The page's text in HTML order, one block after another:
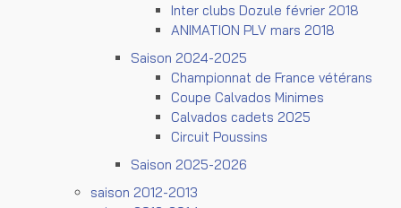
Inter clubs Dozule février 2018
ANIMATION PLV mars 2018
Saison 2024-2025
Championnat de France vétérans
Coupe Calvados Minimes
Calvados cadets 2025
Circuit Poussins
Saison 2025-2026
saison 2012-2013